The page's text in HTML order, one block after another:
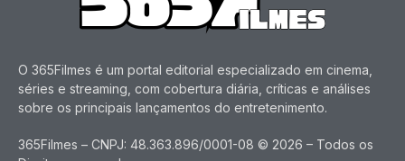
O 365Filmes é um portal editorial especializado em cinema,
séries e streaming, com cobertura diária, críticas e análises
sobre os principais lançamentos do entretenimento.
365Filmes – CNPJ: 48.363.896/0001-08 © 2026 – Todos os